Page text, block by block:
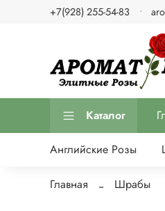
+7(928) 255-54-83
Каталог
Английские Розы
Главная Шрабы